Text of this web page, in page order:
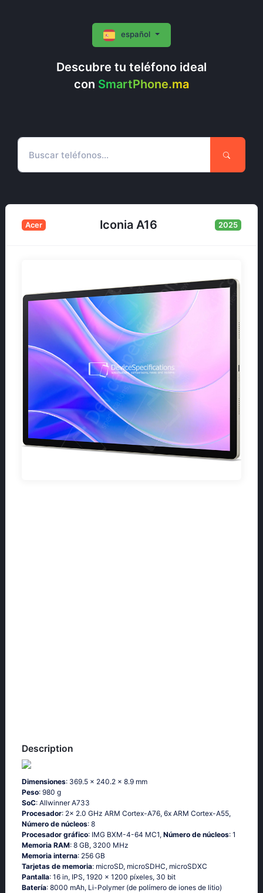
Descubre tu teléfono ideal
con SmartPhone.ma
español
Acer Iconia A16 2025
Description
Dimensiones: 369.5 x 240.2 x 8.9 mm
Peso: 980 g
SoC: Allwinner A733
Procesador: 2x 2.0 GHz ARM Cortex-A76, 6x ARM Cortex-A55,
Número de núcleos: 8
Procesador gráfico: IMG BXM-4-64 MC1, Número de núcleos: 1
Memoria RAM: 8 GB, 3200 MHz
Memoria interna: 256 GB
Tarjetas de memoria: microSD, microSDHC, microSDXC
Pantalla: 16 in, IPS, 1920 x 1200 píxeles, 30 bit
Batería: 8000 mAh, Li-Polymer (de polímero de iones de litio)